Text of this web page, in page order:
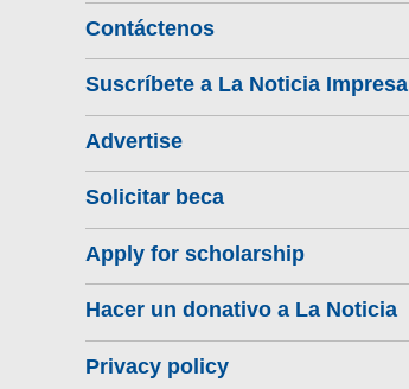
Contáctenos
Suscríbete a La Noticia Impresa
Advertise
Solicitar beca
Apply for scholarship
Hacer un donativo a La Noticia
Privacy policy